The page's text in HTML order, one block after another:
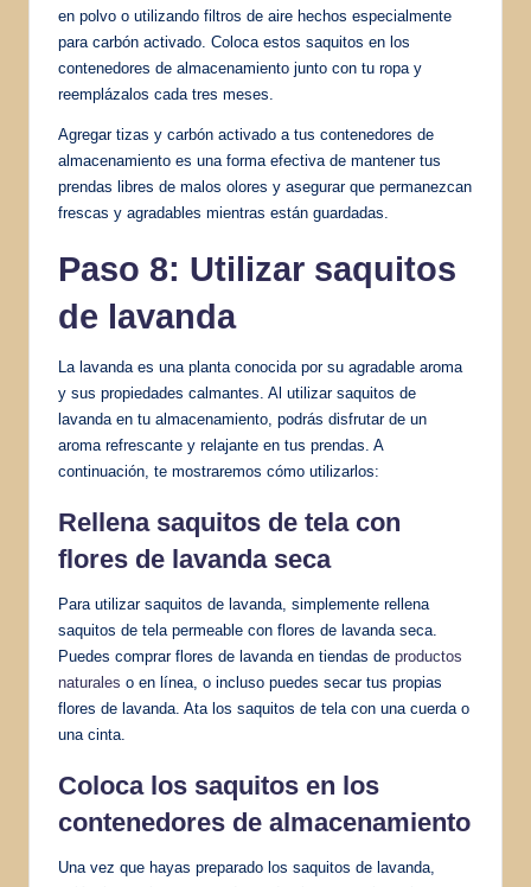
en polvo o utilizando filtros de aire hechos especialmente
para carbón activado. Coloca estos saquitos en los
contenedores de almacenamiento junto con tu ropa y
reemplázalos cada tres meses.
Agregar tizas y carbón activado a tus contenedores de
almacenamiento es una forma efectiva de mantener tus
prendas libres de malos olores y asegurar que permanezcan
frescas y agradables mientras están guardadas.
Paso 8: Utilizar saquitos
de lavanda
La lavanda es una planta conocida por su agradable aroma
y sus propiedades calmantes. Al utilizar saquitos de
lavanda en tu almacenamiento, podrás disfrutar de un
aroma refrescante y relajante en tus prendas. A
continuación, te mostraremos cómo utilizarlos:
Rellena saquitos de tela con
flores de lavanda seca
Para utilizar saquitos de lavanda, simplemente rellena
saquitos de tela permeable con flores de lavanda seca.
Puedes comprar flores de lavanda en tiendas de productos
naturales o en línea, o incluso puedes secar tus propias
flores de lavanda. Ata los saquitos de tela con una cuerda o
una cinta.
Coloca los saquitos en los
contenedores de almacenamiento
Una vez que hayas preparado los saquitos de lavanda,